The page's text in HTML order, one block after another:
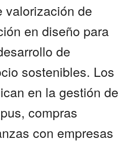
valorización de
en diseño para
de
sostenibles. Los
en la gestión de
compras
con empresas